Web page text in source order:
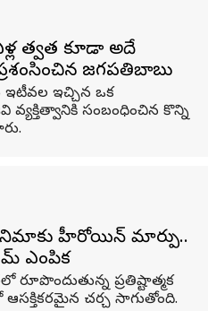
తర్వాత కూడా అదే
జగపతిబాబు
ఇచ్చిన ఒక
సంబంధించిన కొన్ని
హీరోయిన్ మార్పు..
ఎంపిక
ప్రతిష్టాత్మక
ఆసక్తికరమైన చర్చ సాగుతోంది.